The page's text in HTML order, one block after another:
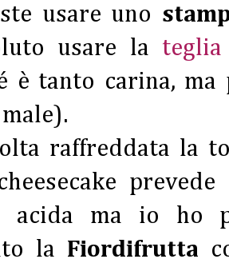
usare uno
usare la
è tanto carina,
raffreddata la
acida ma io ho
la Fiordifrutta